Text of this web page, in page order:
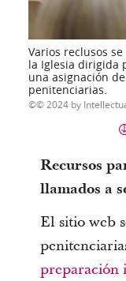
Varios reclusos
la Iglesia dirigida
una asignación
penitenciarias.
© 2024 by
Recursos
llamados a
El sitio web
preparación